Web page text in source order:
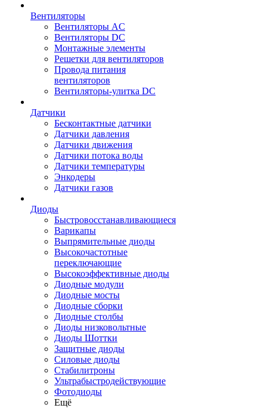
Вентиляторы
Вентиляторы AC
Вентиляторы DC
Монтажные элементы
Решетки для вентиляторов
Провода питания
вентиляторов
Вентиляторы-улитка DC
Датчики
Бесконтактные датчики
Датчики давления
Датчики движения
Датчики потока воды
Датчики температуры
Энкодеры
Датчики газов
Диоды
Быстровосстанавливающиеся
Варикапы
Выпрямительные диоды
Высокочастотные
переключающие
Высокоэффективные диоды
Диодные модули
Диодные мосты
Диодные сборки
Диодные столбы
Диоды низковольтные
Диоды Шоттки
Защитные диоды
Силовые диоды
Стабилитроны
Ультрабыстродействующие
Фотодиоды
Ещё